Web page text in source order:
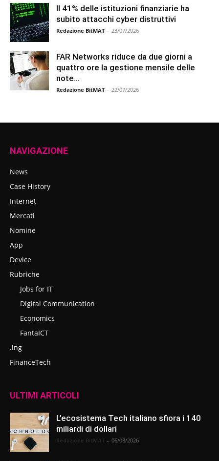
Il 41% delle istituzioni finanziarie ha
subito attacchi cyber distruttivi
Redazione BitMAT - 23/07/2026
FAR Networks riduce da due giorni a
quattro ore la gestione mensile delle
note...
Redazione BitMAT - 22/07/2026
NAVIGAZIONE
News
Case History
Internet
Mercati
Nomine
App
Device
Rubriche
Jobs for IT
Digital Communication
Economics
FantaICT
.ing
FinanceTech
ULTIMI ARTICOLI
L’ecosistema Tech italiano sfiora i 140
miliardi di dollari
- 06/08/2026